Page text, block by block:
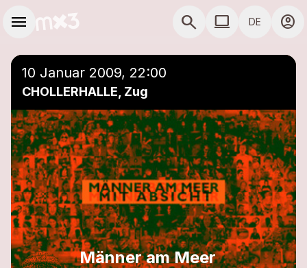
menu search COMPUTER
computer DE account_circle
10 Januar 2009, 22:00
CHOLLERHALLE, Zug
Männer am Meer
Einer Playlist hinzufügen close